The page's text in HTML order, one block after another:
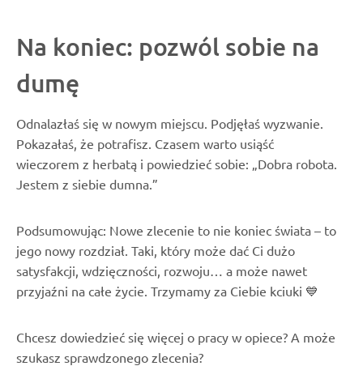
Na koniec: pozwól sobie na
dumę
Odnalazłaś się w nowym miejscu. Podjęłaś wyzwanie.
Pokazałaś, że potrafisz. Czasem warto usiąść
wieczorem z herbatą i powiedzieć sobie: „Dobra robota.
Jestem z siebie dumna.”
Podsumowując: Nowe zlecenie to nie koniec świata – to
jego nowy rozdział. Taki, który może dać Ci dużo
satysfakcji, wdzięczności, rozwoju… a może nawet
przyjaźni na całe życie. Trzymamy za Ciebie kciuki 💙
Chcesz dowiedzieć się więcej o pracy w opiece? A może
szukasz sprawdzonego zlecenia?